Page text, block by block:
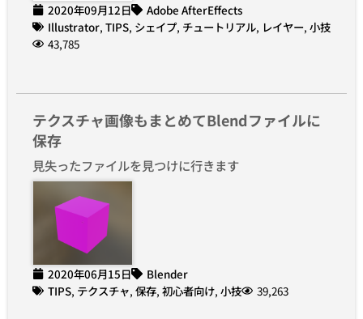
2020年09月12日
Adobe AfterEffects
Illustrator, TIPS, シェイプ, チュートリアル, レイヤー, 小技
43,785
テクスチャ画像もまとめてBlendファイルに
保存
見失ったファイルを見つけに行きます
2020年06月15日
Blender
TIPS, テクスチャ, 保存, 初心者向け, 小技 39,263